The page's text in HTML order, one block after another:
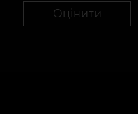
Оцінити